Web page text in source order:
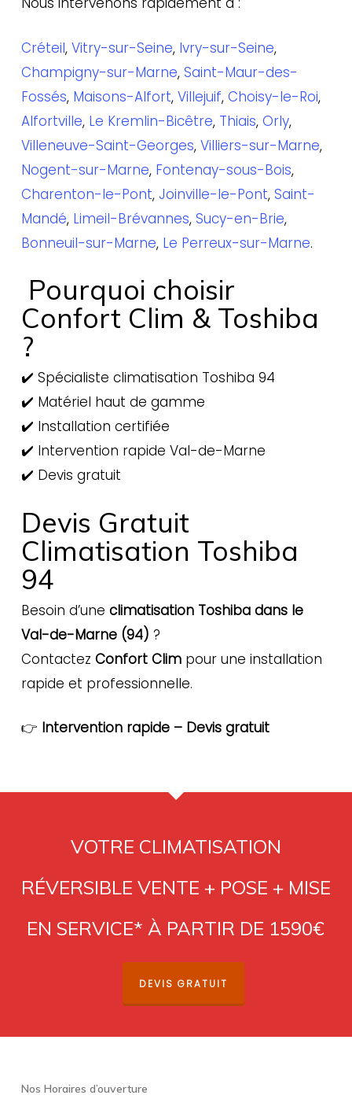
Créteil, Vitry-sur-Seine, Ivry-sur-Seine,
Champigny-sur-Marne, Saint-Maur-des-
Fossés, Maisons-Alfort, Villejuif, Choisy-le-Roi,
Alfortville, Le Kremlin-Bicêtre, Thiais, Orly,
Villeneuve-Saint-Georges, Villiers-sur-Marne,
Nogent-sur-Marne, Fontenay-sous-Bois,
Charenton-le-Pont, Joinville-le-Pont, Saint-
Mandé, Limeil-Brévannes, Sucy-en-Brie,
Bonneuil-sur-Marne, Le Perreux-sur-Marne.
Pourquoi choisir
Confort Clim & Toshiba
?
✔️ Spécialiste climatisation Toshiba 94
✔️ Matériel haut de gamme
✔️ Installation certifiée
✔️ Intervention rapide Val-de-Marne
✔️ Devis gratuit
Devis Gratuit
Climatisation Toshiba
94
Besoin d’une climatisation Toshiba dans le
Val-de-Marne (94) ?
Contactez Confort Climpour une installation
rapide et professionnelle.
👉 Intervention rapide – Devis gratuit
VOTRE CLIMATISATION
RÉVERSIBLE VENTE + POSE + MISE
EN SERVICE* À PARTIR DE 1590€
DEVIS GRATUIT
Nos Horaires d’ouverture